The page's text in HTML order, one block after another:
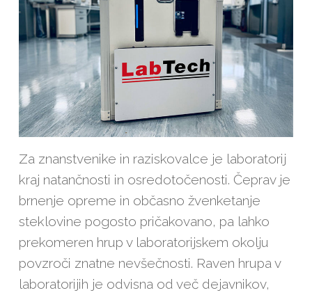
Za znanstvenike in raziskovalce je laboratorij
kraj natančnosti in osredotočenosti. Čeprav je
brnenje opreme in občasno žvenketanje
steklovine pogosto pričakovano, pa lahko
prekomeren hrup v laboratorijskem okolju
povzroči znatne nevšečnosti. Raven hrupa v
laboratorijih je odvisna od več dejavnikov,